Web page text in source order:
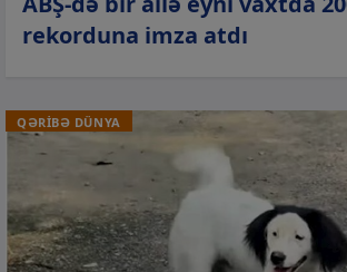
rekorduna imza atdı
QƏRİBƏ DÜNYA